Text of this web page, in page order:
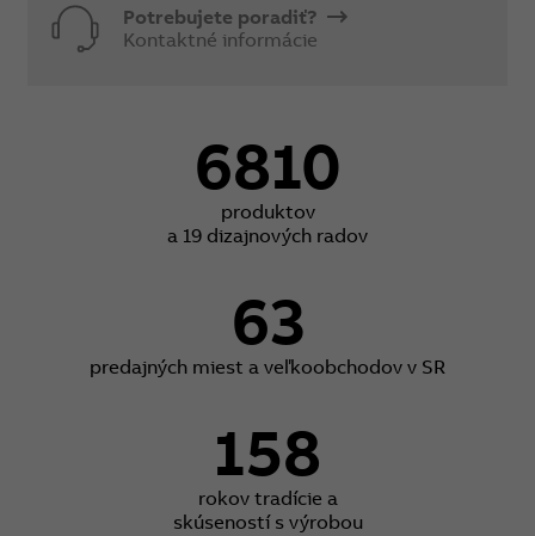
Potrebujete poradiť?
Kontaktné informácie
6810
produktov
a 19 dizajnových radov
63
predajných miest a veľkoobchodov v SR
158
rokov tradície a
skúseností s výrobou